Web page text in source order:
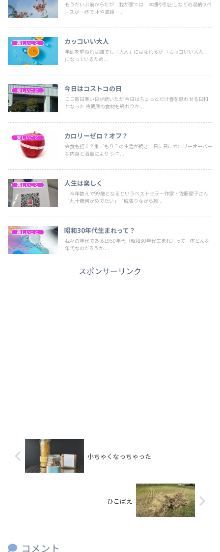
もうだいぶ前からだが 我が家では 本棚や引出しなどの収納スペ
ースが一杯で 本や書籍 ...
楽しいこと カッコいい大人
年齢を重ねれば誰でも「大人」にはなれるが 「カッコいい大人」
になっているため...
楽しいこと 今日はコストコの日
ここ数日寒い日が続いたが 今日はちょっとだけ春を思わせる日和
となった 冷蔵庫の食材も終わりか...
楽しいこと カロリーゼロ？オフ？
会食も控え？巣ごもり？の生活が続き 日に日にカロリーオーバー
な内食と酒量により シニ...
楽しいこと 人生は楽しく
今年数えで99歳となるというベストセラー作家・佐藤愛子さん
「九十歳何がめでたい」「威張りながら頼...
楽しいこと 昭和30年代生まれって？
我々の年代である1950年代（昭和30年代生まれ）って一体どんな
年代なのだろうか ...
スポンサーリンク
小ちゃくなっちゃった
ひこばえ
コメント